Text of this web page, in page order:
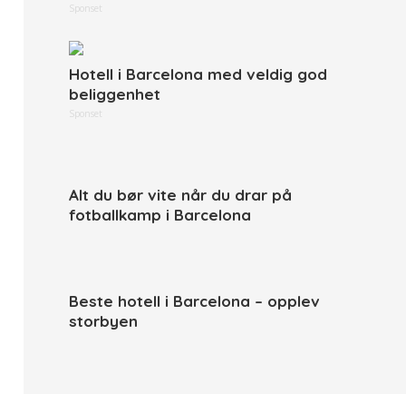
Sponset
Hotell i Barcelona med veldig god
beliggenhet
Sponset
Alt du bør vite når du drar på
fotballkamp i Barcelona
Beste hotell i Barcelona – opplev
storbyen